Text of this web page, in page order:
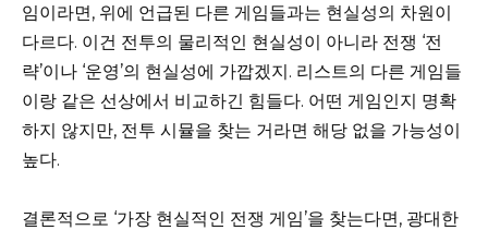
임이라면, 위에 언급된 다른 게임들과는 현실성의 차원이
다르다. 이건 전투의 물리적인 현실성이 아니라 전쟁 ‘전
략’이나 ‘운영’의 현실성에 가깝겠지. 리스트의 다른 게임들
이랑 같은 선상에서 비교하긴 힘들다. 어떤 게임인지 명확
하지 않지만, 전투 시뮬을 찾는 거라면 해당 없을 가능성이
높다.
결론적으로 ‘가장 현실적인 전쟁 게임’을 찾는다면, 광대한